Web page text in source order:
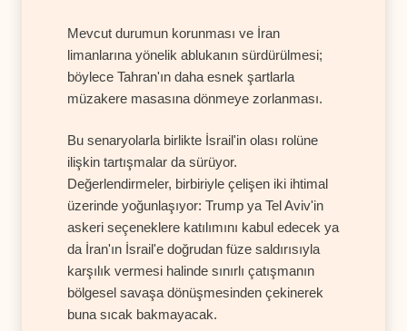
Mevcut durumun korunması ve İran
limanlarına yönelik ablukanın sürdürülmesi;
böylece Tahran'ın daha esnek şartlarla
müzakere masasına dönmeye zorlanması.
Bu senaryolarla birlikte İsrail'in olası rolüne
ilişkin tartışmalar da sürüyor.
Değerlendirmeler, birbiriyle çelişen iki ihtimal
üzerinde yoğunlaşıyor: Trump ya Tel Aviv'in
askeri seçeneklere katılımını kabul edecek ya
da İran'ın İsrail'e doğrudan füze saldırısıyla
karşılık vermesi halinde sınırlı çatışmanın
bölgesel savaşa dönüşmesinden çekinerek
buna sıcak bakmayacak.